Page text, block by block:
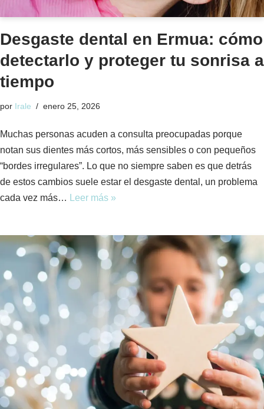
Desgaste dental en Ermua: cómo
detectarlo y proteger tu sonrisa a
tiempo
por Irale enero 25, 2026
Muchas personas acuden a consulta preocupadas porque
notan sus dientes más cortos, más sensibles o con pequeños
“bordes irregulares”. Lo que no siempre saben es que detrás
de estos cambios suele estar el desgaste dental, un problema
cada vez más…
Leer más »